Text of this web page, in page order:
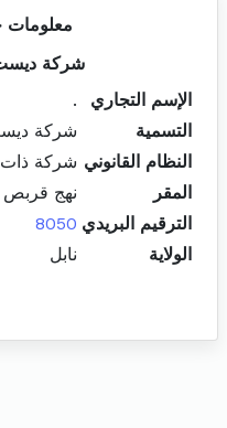
معلومات
شركة
الإسم التجاري
.
التسمية
شركة
النظام القانوني شركة ذات
المقر
نهج قربص
الترقيم البريدي 8050
الولاية
نابل